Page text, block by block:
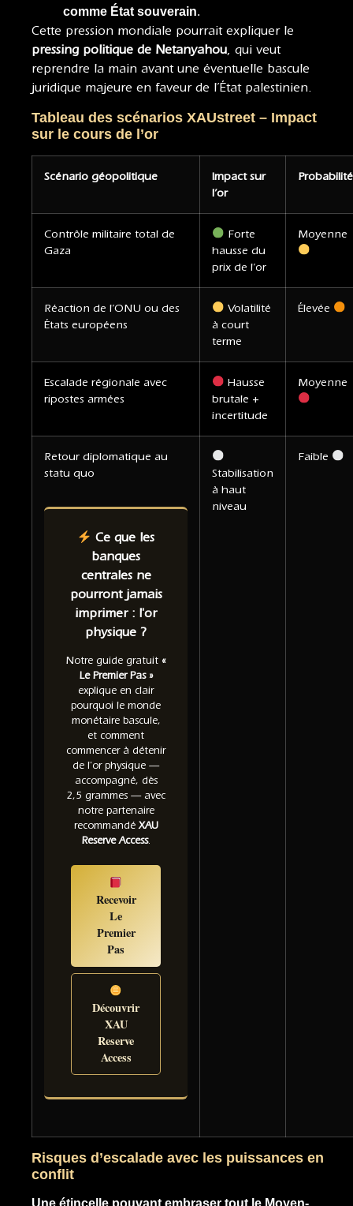
comme État souverain.
Cette pression mondiale pourrait expliquer le
pressing politique de Netanyahou, qui veut
reprendre la main avant une éventuelle bascule
juridique majeure en faveur de l’État palestinien.
Tableau des scénarios XAUstreet – Impact
sur le cours de l’or
Scénario géopolitique
Impact sur
l’or
Contrôle militaire total de
Gaza
Forte
hausse du
prix de l’or
Moyenne
Réaction de l’ONU ou des
États européens
Volatilité
à court
terme
Élevée
Escalade régionale avec
ripostes armées
Hausse
brutale +
incertitude
Moyenne
Retour diplomatique au
statu quo
Ce que les
banques
centrales ne
pourront jamais
imprimer : l'or
physique ?
Notre guide gratuit «
Le Premier Pas »
explique en clair
pourquoi le monde
monétaire bascule,
et comment
commencer à détenir
de l'or physique —
accompagné, dès
2,5 grammes — avec
notre partenaire
recommandé XAU
Reserve Access.
Recevoir
Le
Premier
Pas
Découvrir
XAU
Reserve
Access
Stabilisation
à haut
niveau
Faible
Risques d’escalade avec les puissances en
conflit
Une étincelle pouvant embraser tout le Moyen-